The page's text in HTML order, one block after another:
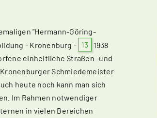
"Hermann-Göring-
- Kronenburg - 13
1938
einheitliche Straßen- und
Schmiedemeister
heute noch kann man sich
Im Rahmen notwendiger
in vielen Bereichen